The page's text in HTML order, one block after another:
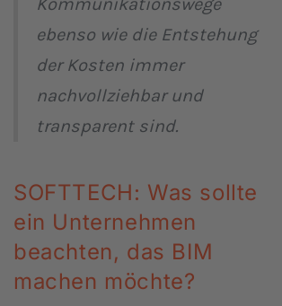
ebenso wie die Entstehung
der Kosten immer
nachvollziehbar und
transparent sind.
SOFTTECH: Was sollte
ein Unternehmen
beachten, das BIM
machen möchte?